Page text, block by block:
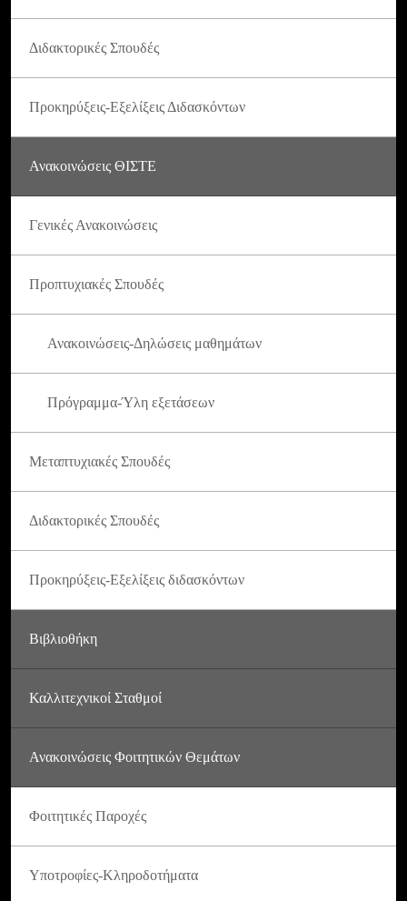
Διδακτορικές Σπουδές
Προκηρύξεις-Εξελίξεις Διδασκόντων
Ανακοινώσεις ΘΙΣΤΕ
Γενικές Ανακοινώσεις
Προπτυχιακές Σπουδές
Ανακοινώσεις-Δηλώσεις μαθημάτων
Πρόγραμμα-Ύλη εξετάσεων
Μεταπτυχιακές Σπουδές
Διδακτορικές Σπουδές
Προκηρύξεις-Εξελίξεις διδασκόντων
Βιβλιοθήκη
Καλλιτεχνικοί Σταθμοί
Ανακοινώσεις Φοιτητικών Θεμάτων
Φοιτητικές Παροχές
Υποτροφίες-Κληροδοτήματα